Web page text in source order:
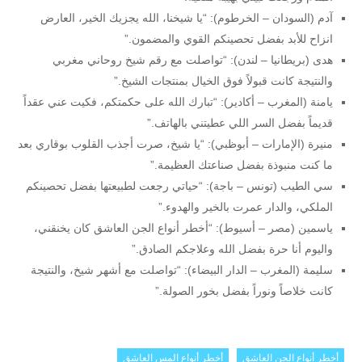
آدم (السودان – الخرطوم): “يا شيخنا، الله يجزيك الخير، العارض
انزاح للأبد بفضل تحصينكم القوي والمضمون.”
هدى (بريطانيا – لندن): “تواصلت مع رقم شيخ روحاني مغربي
والنتيجة كانت قبولاً فوق الخيال بمنتجات الشيخ.”
يامنة (المغرب – أكادير): “تبارك الله على حكمتكم، فكيت عني عقداً
قديماً بفضل السر اللي عطيتني بالهاتف.”
منيرة (الإمارات – أبوظبي): “يا شيخ، صرت أجذب القلوب بوقاري بعد
ما كنت منبوذة بفضل صناعتك العظيمة.”
سي الطيب (تونس – باجة): “حياتي رجعت لطبيعتها بفضل تحصينكم
الملكي، والدار عمرت بالخير والهدوء.”
ياسمين (مصر – أسيوط): “أخطر أنواع الجن العاشق كان يخنقني،
واليوم أنا حرة بفضل الله وعلاجكم الصادق.”
سليمة (المغرب – الدار البيضاء): “تواصلت مع أشهر شيخ، والنتيجة
كانت خلاصاً ونوراً بفضل بخور الصولة.”
أخطر أنواع الجن العاشق أخطر أنواع المس العاشق